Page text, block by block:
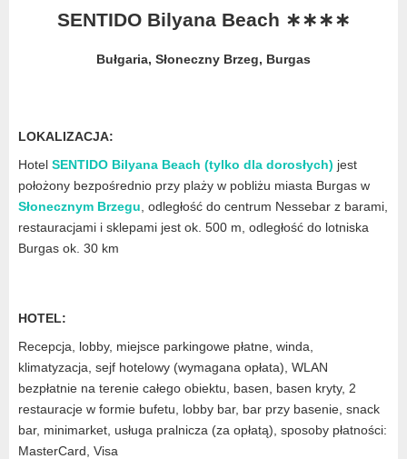
SENTIDO Bilyana Beach ∗∗∗∗
Bułgaria, Słoneczny Brzeg, Burgas
LOKALIZACJA:
Hotel SENTIDO Bilyana Beach (tylko dla dorosłych) jest
położony bezpośrednio przy plaży w pobliżu miasta Burgas w
Słonecznym Brzegu , odległość do centrum Nessebar z barami,
restauracjami i sklepami jest ok. 500 m, odległość do lotniska
Burgas ok. 30 km
HOTEL:
Recepcja, lobby, miejsce parkingowe płatne, winda,
klimatyzacja, sejf hotelowy (wymagana opłata), WLAN
bezpłatnie na terenie całego obiektu, basen, basen kryty, 2
restauracje w formie bufetu, lobby bar, bar przy basenie, snack
bar, minimarket, usługa pralnicza (za opłatą), sposoby płatności:
MasterCard, Visa